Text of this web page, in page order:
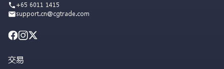
+65 6011 1415
support.cn@cgtrade.com
交易